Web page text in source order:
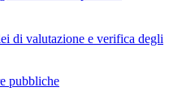
di valutazione e verifica degli
pubbliche